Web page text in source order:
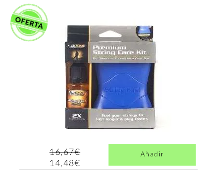
16,67€
14,48€
Añadir